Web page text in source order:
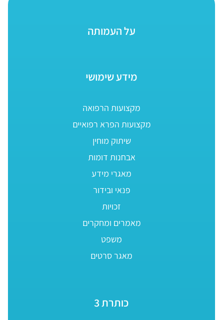
על העמותה
מידע שימושי
מקצועות הרפואה
מקצועות הפרא רפואיים
שיתוק מוחין
אבחנות דומות
מאגרי מידע
פנאי ובידור
זכויות
מאמרים ומחקרים
משפט
מאגר סרטים
כותרת 3